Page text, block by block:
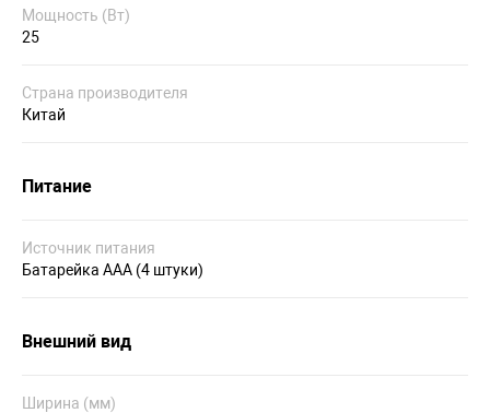
Мощность (Вт)
25
Страна производителя
Китай
Питание
Источник питания
Батарейка AAА (4 штуки)
Внешний вид
Ширина (мм)